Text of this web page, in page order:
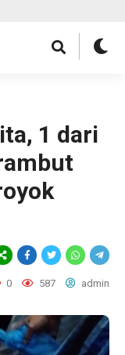
1 dari
0 587 admin